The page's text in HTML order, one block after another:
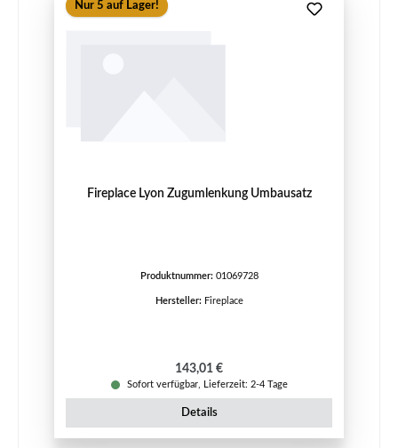
Nur 5 auf Lager!
Fireplace Lyon Zugumlenkung Umbausatz
Produktnummer: 01069728
Hersteller: Fireplace
Regulärer Preis:
143,01 €
Sofort verfügbar, Lieferzeit: 2-4 Tage
Details